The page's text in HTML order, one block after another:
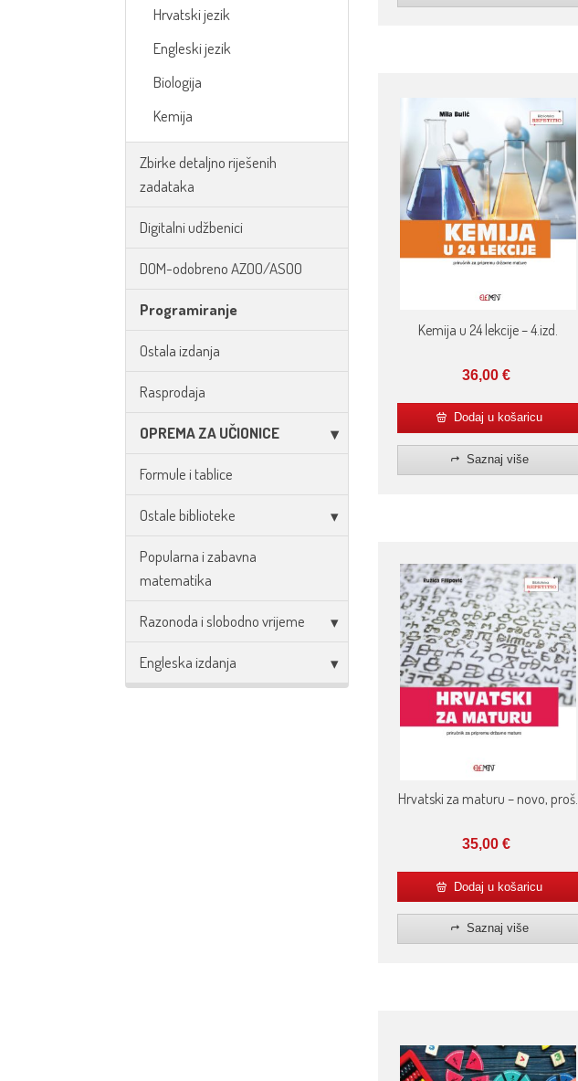
Hrvatski jezik
Engleski jezik
Biologija
Kemija
Zbirke detaljno riješenih
zadataka
Digitalni udžbenici
DOM-odobreno AZOO/ASOO
Programiranje
Ostala izdanja
Rasprodaja
OPREMA ZA UČIONICE
Formule i tablice
Ostale biblioteke
Popularna i zabavna
matematika
Razonoda i slobodno vrijeme
Engleska izdanja
Kemija u 24 lekcije – 4.izd.
36,00€
Dodaj u košaricu
Saznaj više
Hrvatski za maturu – novo, proš.
35,00€
Dodaj u košaricu
Saznaj više